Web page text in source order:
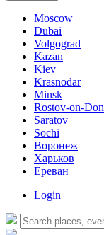
Moscow
Dubai
Volgograd
Kazan
Kiev
Krasnodar
Minsk
Rostov-on-Don
Saratov
Sochi
Воронеж
Харьков
Ереван
Login